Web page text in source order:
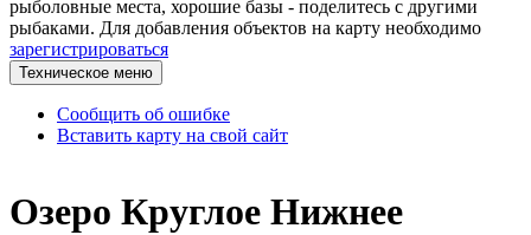
рыболовные места, хорошие базы - поделитесь с другими
рыбаками. Для добавления объектов на карту необходимо
зарегистрироваться
Техническое меню
Сообщить об ошибке
Вставить карту на свой сайт
Озеро Круглое Нижнее